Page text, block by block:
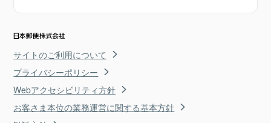
サイトのご利用について
プライバシーポリシー
Webアクセシビリティ方針
お客さま本位の業務運営に関する基本方針